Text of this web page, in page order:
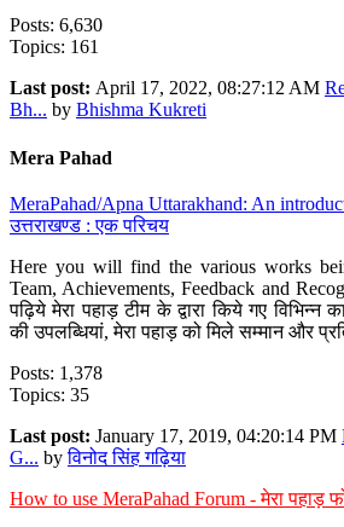
Posts: 6,630
Topics: 161
Last post: April 17, 2022, 08:27:12 AM
Bh... by Bhishma Kukreti
Mera Pahad
MeraPahad/Apna Uttarakhand: An
उत्तराखण्ड : एक परिचय
Here you will find the various works
Team, Achievements, Feedback and
पढ़िये मेरा पहाड़ टीम के द्वारा किये गए विभिन्न
की उपलब्धियां, मेरा पहाड़ को मिले सम्मान और
Posts: 1,378
Topics: 35
Last post: January 17, 2019, 04:20:14 PM
G... byविनोद सिंह गढ़िया
How to use MeraPahad Forum - मेरा पहाड़